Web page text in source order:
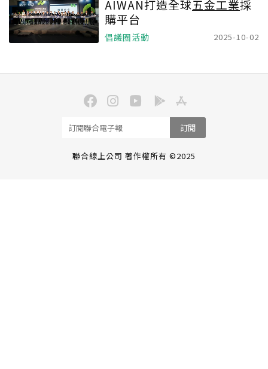
AIWAN打造全球五金工業採
購平台
倡議圈活動 2025-10-02
訂閱
聯合線上公司 著作權所有 ©2025